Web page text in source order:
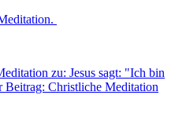
zu: Jesus sagt: "Ich bin
Beitrag: Christliche Meditation